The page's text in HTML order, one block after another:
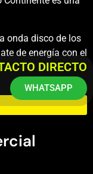
onda disco de los
de energía con el
DIRECTO
WHATSAPP